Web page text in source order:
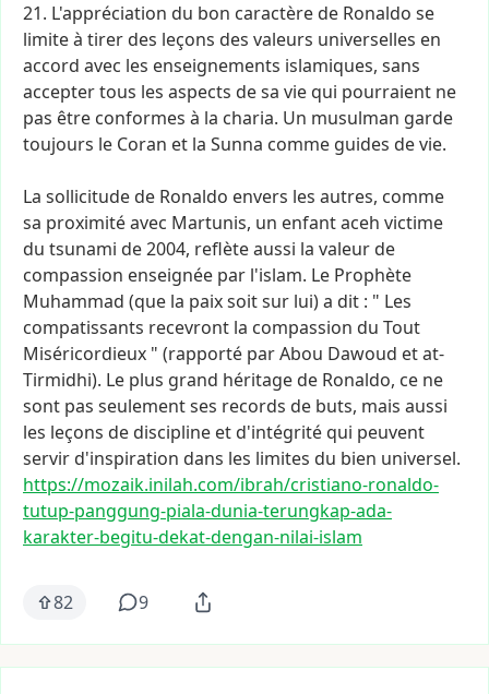
21. L'appréciation du bon caractère de Ronaldo se
limiteà tirer des leçons des valeurs universelles en
accord avec les enseignements islamiques, sans
acceptertous les aspects desa vie qui pourraient ne
pas être conformes à la charia. Un musulman garde
toujours le Coran et la Sunna comme guides devie.
La sollicitude de Ronaldo envers les autres, comme
sa proximitéavec Martunis, un enfantaceh victime
du tsunami de2004, reflèteaussi la valeur de
compassion enseignée par l'islam. Le Prophète
Muhammad (que la paixsoitsur lui)a dit : " Les
compatissants recevront la compassion du Tout
Miséricordieux " (rapporté parAbou Dawoud etat-
Tirmidhi). Le plus grand héritage de Ronaldo, ce ne
sont pas seulementses records de buts, mais aussi
les leçons de discipline et d'intégrité qui peuvent
servir d'inspiration dans les limites du bien universel.
https://mozaik.inilah.com/ibrah/cristiano-ronaldo-
tutup-panggung-piala-dunia-terungkap-ada-
karakter-begitu-dekat-dengan-nilai-islam
82 9